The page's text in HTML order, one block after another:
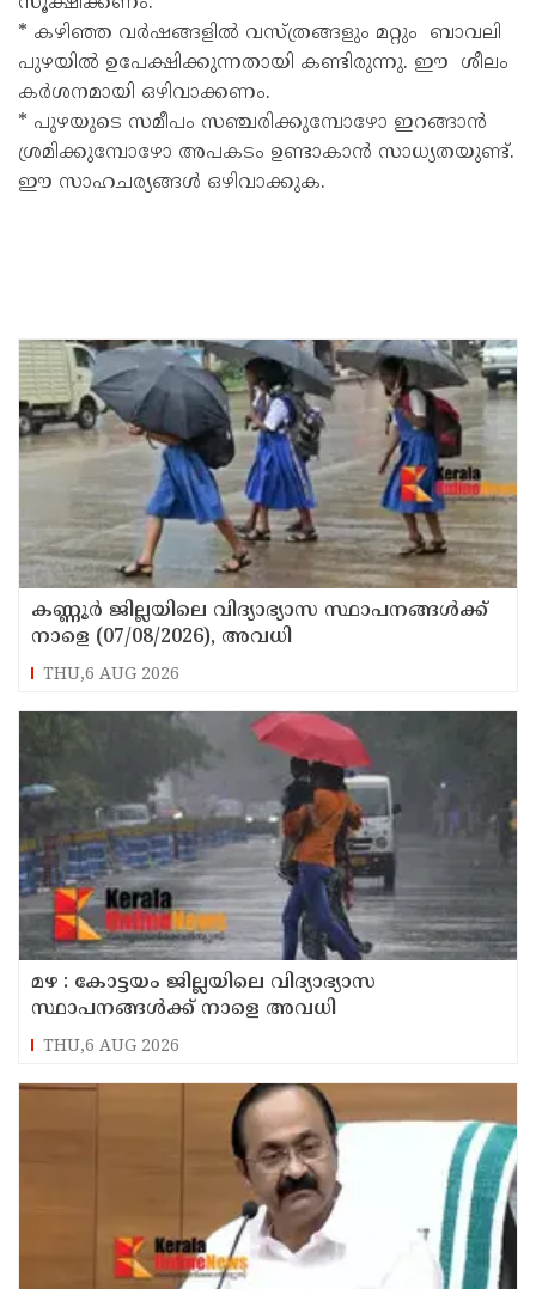
* കഴിഞ്ഞ വർഷങ്ങളിൽ വസ്ത്രങ്ങളും മറ്റും ബാവലി
പുഴയിൽ ഉപേക്ഷിക്കുന്നതായി കണ്ടിരുന്നു. ഈ ശീലം
കർശനമായി ഒഴിവാക്കണം.
* പുഴയുടെ സമീപം സഞ്ചരിക്കുമ്പോഴോ ഇറങ്ങാൻ
ശ്രമിക്കുമ്പോഴോ അപകടം ഉണ്ടാകാൻ സാധ്യതയുണ്ട്.
ഈ സാഹചര്യങ്ങൾ ഒഴിവാക്കുക.
കണ്ണൂർ ജില്ലയിലെ വിദ്യാഭ്യാസ സ്ഥാപനങ്ങള്‍ക്ക്
നാളെ (07/08/2026), അവധി
THU,6 AUG 2026
മഴ : കോട്ടയം ജില്ലയിലെ വിദ്യാഭ്യാസ
സ്ഥാപനങ്ങൾക്ക് നാളെ അവധി
THU,6 AUG 2026